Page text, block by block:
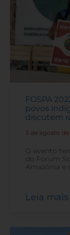
FOSPA
povos
discutem
3 de agosto de
O evento
do Fórum
Amazônia e
Leia mais